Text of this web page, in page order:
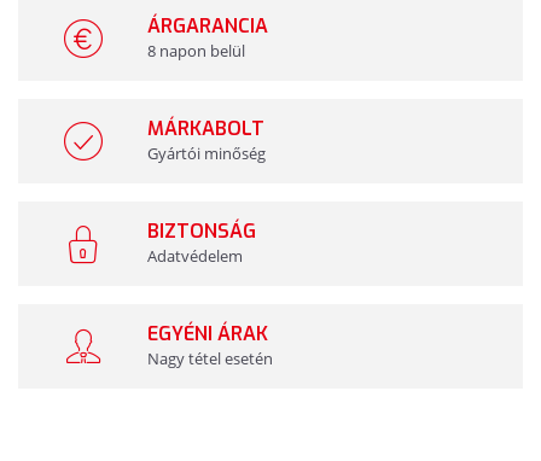
ÁRGARANCIA
8 napon belül
MÁRKABOLT
Gyártói minőség
BIZTONSÁG
Adatvédelem
EGYÉNI ÁRAK
Nagy tétel esetén